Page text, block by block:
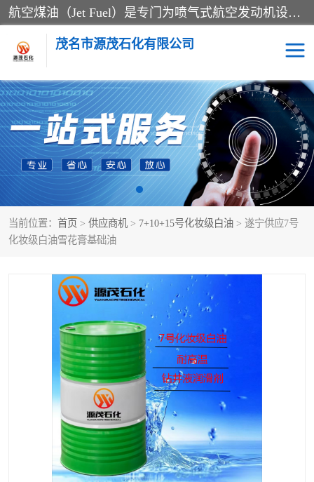
航空煤油（Jet Fuel）是专门为喷气式航空发动机设计的高纯度燃料，主要分为Jet A、Jet A-1和Jet B等类型。其特点是闪点高、低温流动性好，并添加了抗静电剂和抗氧化剂以确保飞行安全。航空煤油需
茂名市源茂石化有限公司
当前位置： 首页 > 供应商机 > 7+10+15号化妆级白油 > 遂宁供应7号
化妆级白油雪花膏基础油
RP3航空煤油 D20+D30溶剂油
D40+D60溶剂油 D80+D100溶剂油
6号+120号溶剂油 260号溶剂油
异构烷烃 天然乳胶
26+32号化妆级白油 46+68号化妆级白油
2731溶剂油